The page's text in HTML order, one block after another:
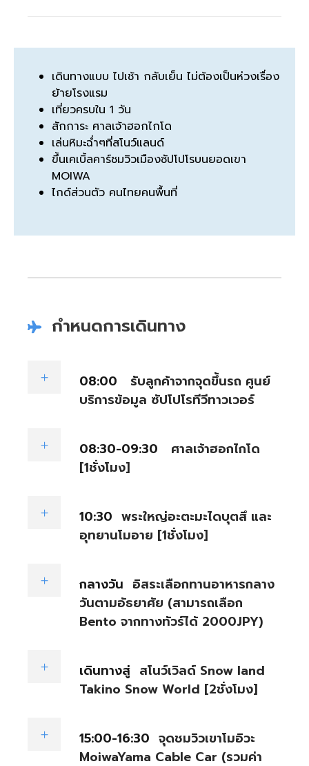
เดินทางแบบ ไปเช้า กลับเย็น ไม่ต้องเป็นห่วงเรื่อง
ย้ายโรงแรม
เที่ยวครบใน 1 วัน
สักการะ ศาลเจ้าฮอกไกโด
เล่นหิมะฉ่ำๆที่สโนว์แลนด์
ขึ้นเคเบิ้ลคาร์ชมวิวเมืองซัปโปโรบนยอดเขา
MOIWA
ไกด์ส่วนตัว คนไทยคนพื้นที่
กำหนดการเดินทาง
08:00
รับลูกค้าจากจุดขึ้นรถ ศูนย์
บริการข้อมูล ซัปโปโรทีวีทาวเวอร์
08:30-09:30
ศาลเจ้าฮอกไกโด
[1ชั่งโมง]
10:30 พระใหญ่อะตะมะไดบุตสึ และ
อุทยานโมอาย [1ชั่งโมง]
กลางวัน อิสระเลือกทานอาหารกลาง
วันตามอัธยาศัย (สามารถเลือก
Bento จากทางทัวร์ได้ 2000JPY)
เดินทางสู่ สโนว์เวิลด์ Snow land
Takino Snow World [2ชั่งโมง]
15:00-16:30 จุดชมวิวเขาโมอิวะ
MoiwaYama Cable Car (รวมค่า